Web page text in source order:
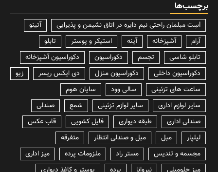
برچسب‌ها
lسِت مبلمان راحتی نیم دایره در اتاق نشیمن و پذیرایی
آتینو
آرام
آشپزخانه آینه استیکر و پوستر
تابلو
تابلو شاسی
تجسم دکوراسیون
دکوراسیون آشپزخانه
دکوراسیون داخلی
دکوراسیون منزل دی ایکس ریسر
زیو
ساعت های تزئینی
سالی وود
سایان هوم
سایر لوازم اداری
سایر لوازم تزئینی شمع
صندلی
صندلی اداری
طبقه دیواری فایل کشویی
قاب عکس
لیلپار
مبل مبل و صندلی انتظار
متفرقه
مجسمه و تندیس
مستر راد ملزومات پرده
میز اداری